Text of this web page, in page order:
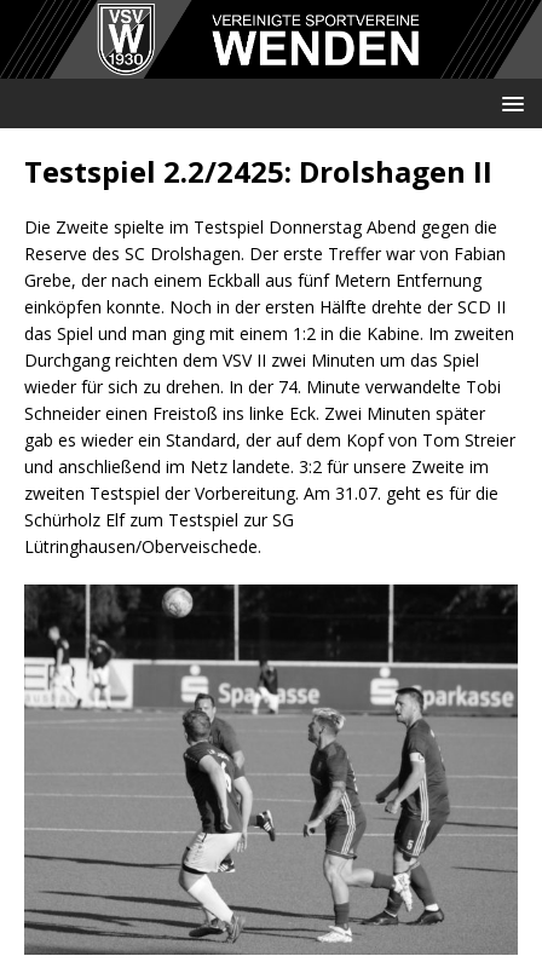
Testspiel 2.2/2425: Drolshagen II
Die Zweite spielte im Testspiel Donnerstag Abend gegen die
Reserve des SC Drolshagen. Der erste Treffer war von Fabian
Grebe, der nach einem Eckball aus fünf Metern Entfernung
einköpfen konnte. Noch in der ersten Hälfte drehte der SCD II
das Spiel und man ging mit einem 1:2 in die Kabine. Im zweiten
Durchgang reichten dem VSV II zwei Minuten um das Spiel
wieder für sich zu drehen. In der 74. Minute verwandelte Tobi
Schneider einen Freistoß ins linke Eck. Zwei Minuten später
gab es wieder ein Standard, der auf dem Kopf von Tom Streier
und anschließend im Netz landete. 3:2 für unsere Zweite im
zweiten Testspiel der Vorbereitung. Am 31.07. geht es für die
Schürholz Elf zum Testspiel zur SG
Lütringhausen/Oberveischede.